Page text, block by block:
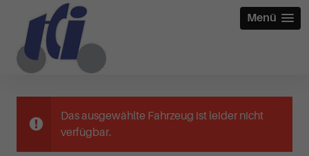
Menü
Das ausgewählte Fahrzeug ist leider nicht
verfügbar.